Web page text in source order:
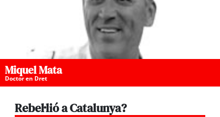
Miquel Mata
Doctor en Dret
Rebel·lió a Catalunya?